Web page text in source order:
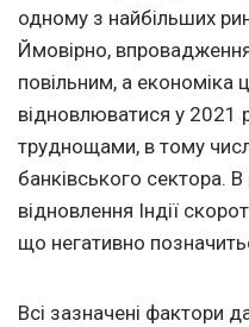
одному з найбільших
Ймовірно,
повільним, а економіка
відновлюватися у 2021
труднощами, в тому
банківського сектора. В
відновлення Індії
що негативно
Всі зазначені фактори